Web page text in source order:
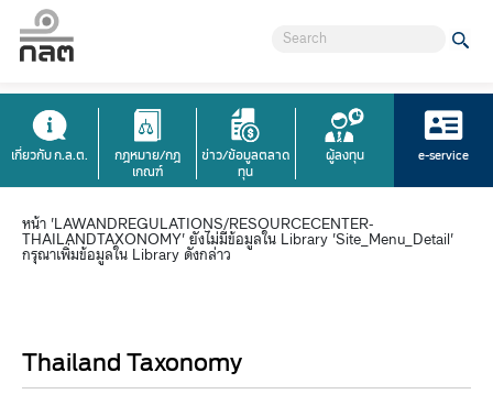
เกี่ยวกับ ก.ล.ต.
กฎหมาย/กฎ
เกณฑ์
ข่าว/ข้อมูลตลาด
ทุน
ผู้ลงทุน e-service
หน้า 'LAWANDREGULATIONS/RESOURCECENTER-
THAILANDTAXONOMY' ยังไม่มีข้อมูลใน Library 'Site_Menu_Detail'
กรุณาเพิ่มข้อมูลใน Library ดังกล่าว
Thailand Taxonomy